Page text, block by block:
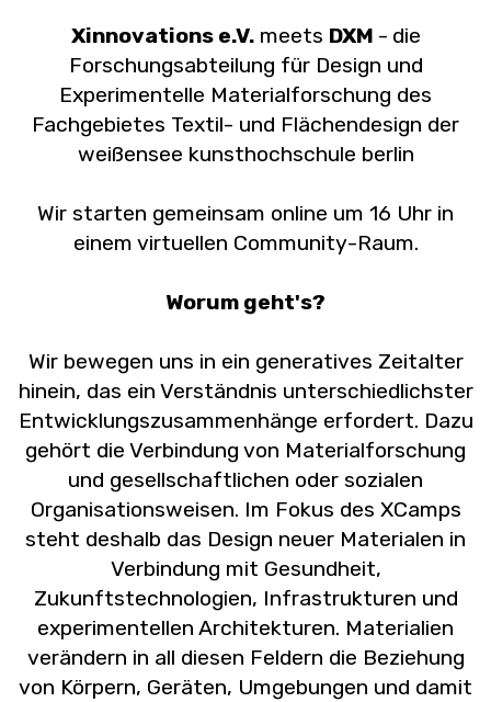
Xinnovations e.V.meets DXM - die
Forschungsabteilung für Design und
Experimentelle Materialforschung des
Fachgebietes Textil- und Flächendesign der
weißensee kunsthochschule berlin
Wir starten gemeinsam online um 16 Uhr in
einem virtuellen Community-Raum.
Worum geht's?
Wir bewegen uns in ein generatives Zeitalter
hinein, das ein Verständnis unterschiedlichster
Entwicklungszusammenhänge erfordert. Dazu
gehört die Verbindung von Materialforschung
und gesellschaftlichen oder sozialen
Organisationsweisen. Im Fokus des XCamps
steht deshalb das Design neuer Materialen in
Verbindung mit Gesundheit,
Zukunftstechnologien, Infrastrukturen und
experimentellen Architekturen. Materialien
verändern in all diesen Feldern die Beziehung
von Körpern, Geräten, Umgebungen und damit